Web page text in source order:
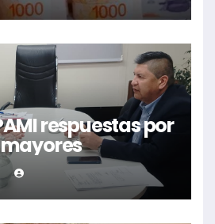
respuestas por